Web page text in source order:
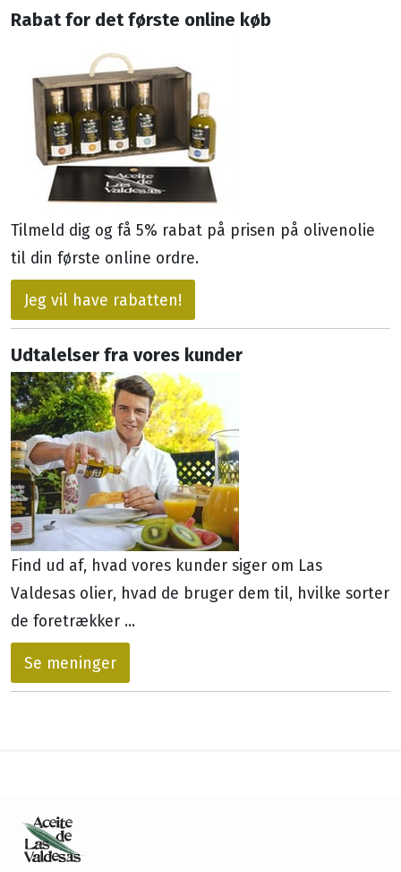
Rabat for det første online køb
Tilmeld dig og få 5% rabat på prisen på olivenolie
til din første online ordre.
Jeg vil have rabatten!
Udtalelser fra vores kunder
Find ud af, hvad vores kunder siger om Las
Valdesas olier, hvad de bruger dem til, hvilke sorter
de foretrækker ...
Se meninger